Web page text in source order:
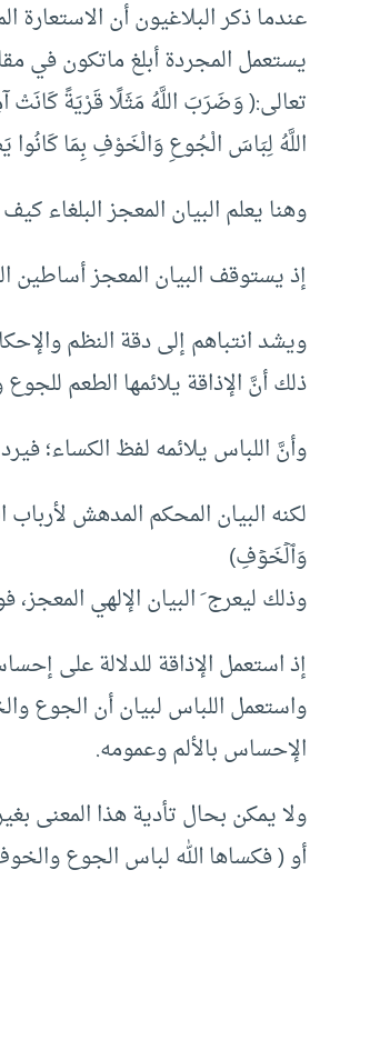
عندما ذكر البلاغيون أن الاستعارة
يستعمل المجردة أبلغ ماتكون في
تعالى:( وَضَرَبَ اللَّهُ مَثَلًا قَرْيَةً كَانَتْ
اللَّهُ لِبَاسَ الْجُوعِ وَالْخَوْفِ بِمَا كَانُوا
وهنا يعلم البيان المعجز البلغاء
إذ يستوقف البيان المعجز أساطين
ويشد انتباهم إلى دقة النظم
ذلك أنَّ الإذاقة يلائمها الطعم
وأنَّ اللباس يلائمه لفظ الكساء؛
لكنه البيان المحكم المدهش لأرباب
وَٱلۡخَوۡفِ)
وذلك ليعرج َ البيان الإلهي
إذ استعمل الإذاقة للدلالة على
واستعمل اللباس لبيان أن الجوع
الإحساس بالألم وعمومه.
ولا يمكن بحال تأدية هذا المعنى
أو ( فكساها الله لباس الجوع